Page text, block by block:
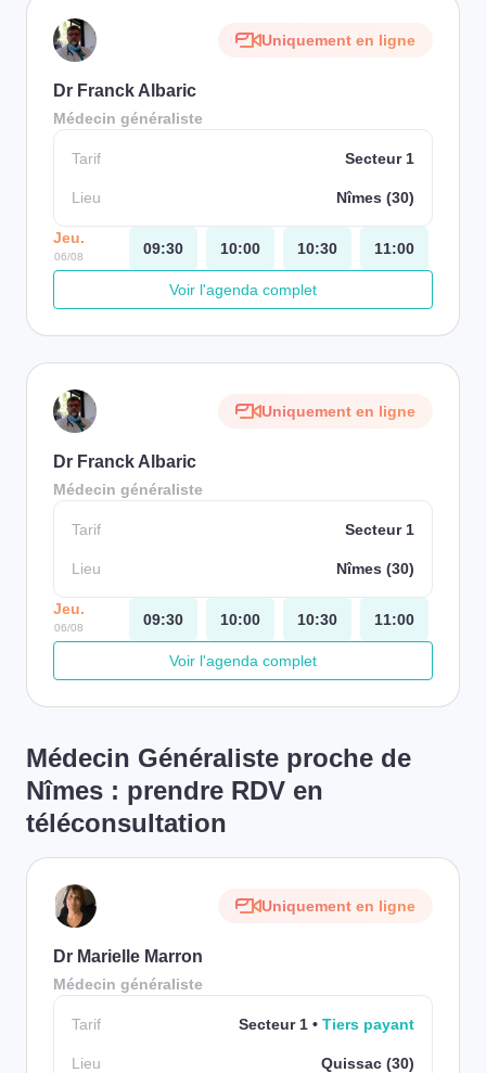
Uniquement en ligne
Dr Franck Albaric
Médecin généraliste
Tarif Secteur 1
Lieu Nîmes (30)
Jeu.
06/08 09:30 10:00 10:30 11:00
Voir l'agenda complet
Uniquement en ligne
Dr Franck Albaric
Médecin généraliste
Tarif Secteur 1
Lieu Nîmes (30)
Jeu.
06/08 09:30 10:00 10:30 11:00
Voir l'agenda complet
Médecin Généraliste proche de
Nîmes : prendre RDV en
téléconsultation
Uniquement en ligne
Dr Marielle Marron
Médecin généraliste
Tarif Secteur 1 Tiers payant
Lieu Quissac (30)